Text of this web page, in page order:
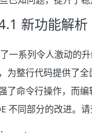
新功能解析
一系列令人激动的
为整行代码提供了
了命令行操作，而
不同部分的改进。请